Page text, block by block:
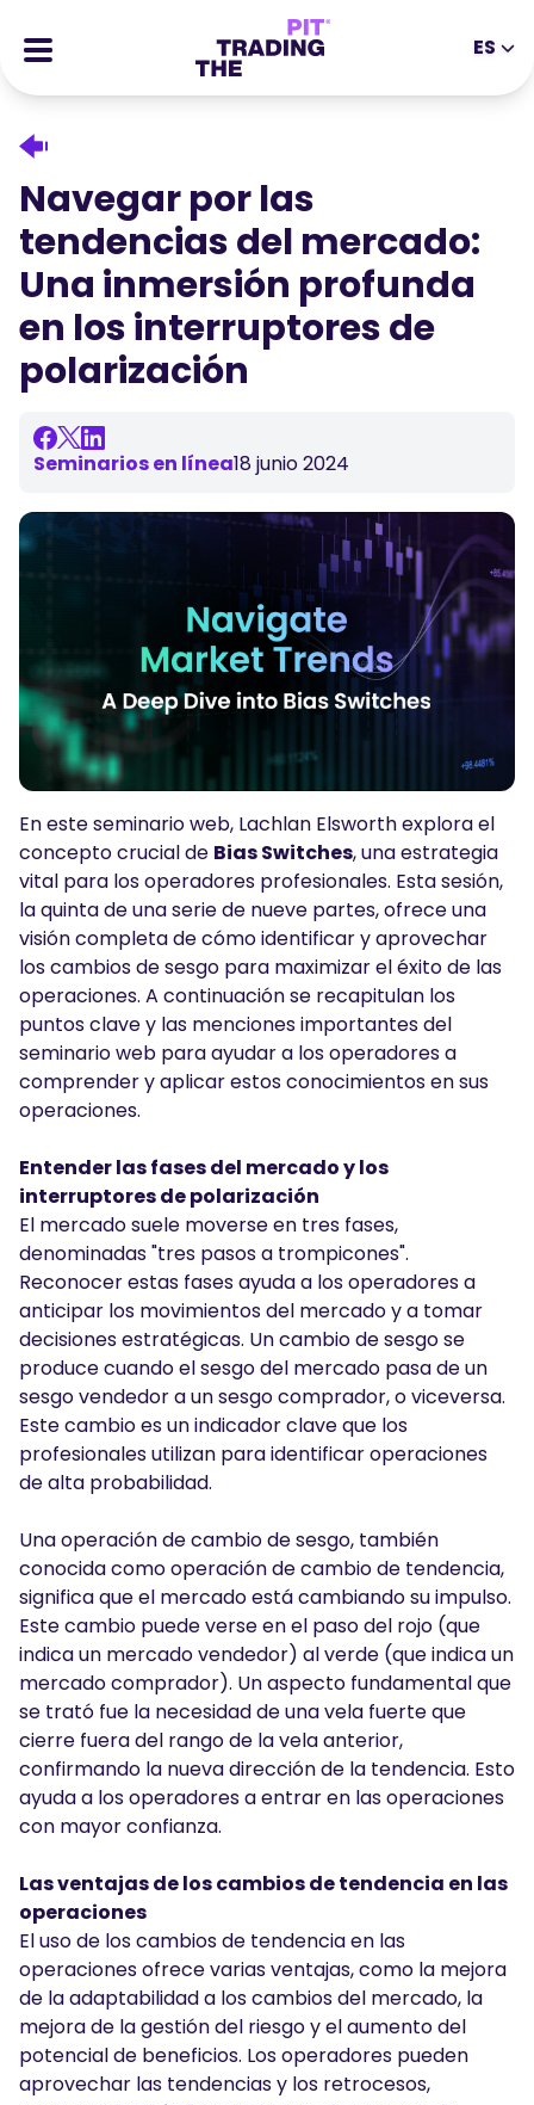
Stocks
Historias de Éxito
Recompensas
Herramientas
HERRAMIENTAS EDUCATIVAS
Ebooks
Webinars
Podcasts
HERRAMIENTAS DE TRADING
Calendario Económico
Horario festivo del mercado
Centro de ayuda
Portal de Afiliados
Regístrate
ES
DE
ES
IT
TR
PT
VI
Navegar por las
tendencias del mercado:
Una inmersión profunda
en los interruptores de
polarización
Seminarios en línea18 junio 2024
En este seminario web, Lachlan Elsworth explora el
concepto crucial de Bias Switches, una estrategia
vital para los operadores profesionales. Esta sesión,
la quinta de una serie de nueve partes, ofrece una
visión completa de cómo identificar y aprovechar
los cambios de sesgo para maximizar el éxito de las
operaciones. A continuación se recapitulan los
puntos clave y las menciones importantes del
seminario web para ayudar a los operadores a
comprender y aplicar estos conocimientos en sus
operaciones.
Entender las fases del mercado y los
interruptores de polarización
El mercado suele moverse en tres fases,
denominadas "tres pasos a trompicones".
Reconocer estas fases ayuda a los operadores a
anticipar los movimientos del mercado y a tomar
decisiones estratégicas. Un cambio de sesgo se
produce cuando el sesgo del mercado pasa de un
sesgo vendedor a un sesgo comprador, o viceversa.
Este cambio es un indicador clave que los
profesionales utilizan para identificar operaciones
de alta probabilidad.
Una operación de cambio de sesgo, también
conocida como operación de cambio de tendencia,
significa que el mercado está cambiando su impulso.
Este cambio puede verse en el paso del rojo (que
indica un mercado vendedor) al verde (que indica un
mercado comprador). Un aspecto fundamental que
se trató fue la necesidad de una vela fuerte que
cierre fuera del rango de la vela anterior,
confirmando la nueva dirección de la tendencia. Esto
ayuda a los operadores a entrar en las operaciones
con mayor confianza.
Las ventajas de los cambios de tendencia en las
operaciones
El uso de los cambios de tendencia en las
operaciones ofrece varias ventajas, como la mejora
de la adaptabilidad a los cambios del mercado, la
mejora de la gestión del riesgo y el aumento del
potencial de beneficios. Los operadores pueden
aprovechar las tendencias y los retrocesos,